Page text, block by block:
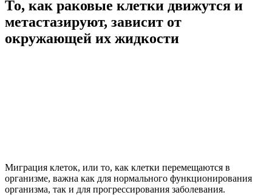
То, как раковые клетки движутся и
метастазируют, зависит от
окружающей их жидкости
Миграция клеток, или то, как клетки перемещаются в
организме, важна как для нормального функционирования
организма, так и для прогрессирования заболевания.